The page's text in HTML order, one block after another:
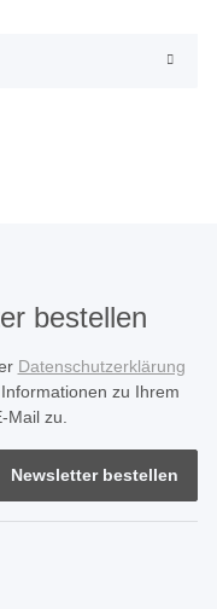
bestellen
Datenschutzerklärung
zu Ihrem
zu.
Newsletter bestellen